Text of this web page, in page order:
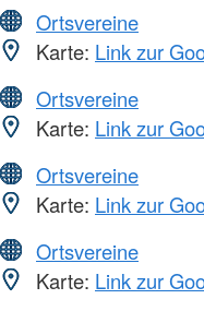
Ortsvereine
Karte: Link zur
Ortsvereine
Karte: Link zur
Ortsvereine
Karte: Link zur
Ortsvereine
Karte: Link zur